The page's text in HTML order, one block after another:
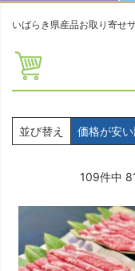
いばらき県産品お取り寄せ
並び替え 価格が安
109件中